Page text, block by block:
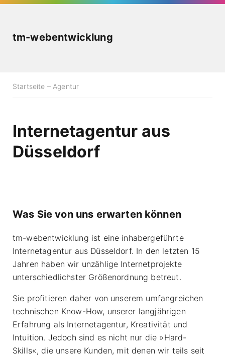
tm-webentwicklung
Startseite Agentur
Internetagentur aus
Düsseldorf
Was Sie von uns erwarten können
tm-webentwicklung ist eine inhabergeführte
Internetagentur aus Düsseldorf. In den letzten 15
Jahren haben wir unzählige Internetprojekte
unterschiedlichster Größenordnung betreut.
Sie profitieren daher von unserem umfangreichen
technischen Know-How, unserer langjährigen
Erfahrung als Internetagentur, Kreativität und
Intuition. Jedoch sind es nicht nur die »Hard-
Skills«, die unsere Kunden, mit denen wir teils seit